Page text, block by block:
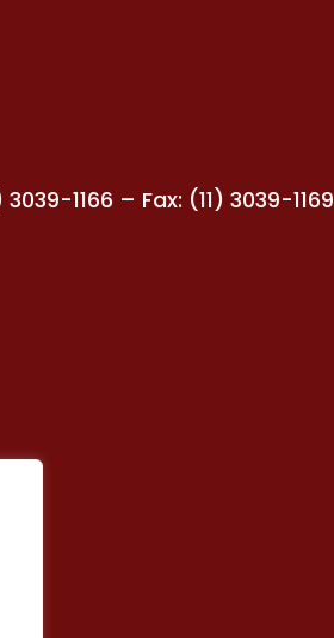
3039-1166 – Fax: (11) 3039-1169